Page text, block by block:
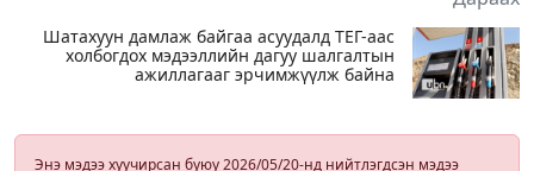
Шатахуун дамлаж байгаа асуудалд ТЕГ-аас
холбогдох мэдээллийн дагуу шалгалтын
ажиллагааг эрчимжүүлж байна
Энэ мэдээ хуучирсан буюу 2026/05/20-нд нийтлэгдсэн мэдээ